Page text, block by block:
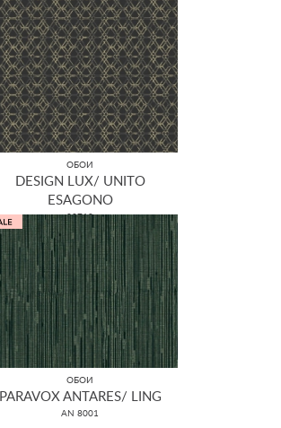
ОБОИ
DESIGN LUX/ UNITO
ESAGONO
22710
ОБОИ
PARAVOX ANTARES/ LING
AN 8001